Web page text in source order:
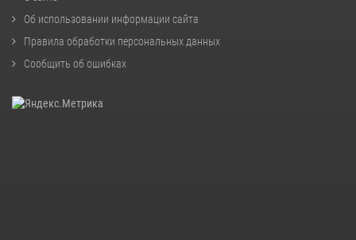
Об использовании информации сайта
Правила обработки персональных данных
Сообщить об ошибках